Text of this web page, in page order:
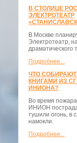
В СТОЛИЦЕ
ЭЛЕКТРОТЕАТР
В Москве
Электротеатр,
драматического
Подробнее...
ЧТО
КНИГАМИ ИЗ
ИНИОНА?
Во время
ИНИОН
тушили огонь, в
намокли.
Подробнее...